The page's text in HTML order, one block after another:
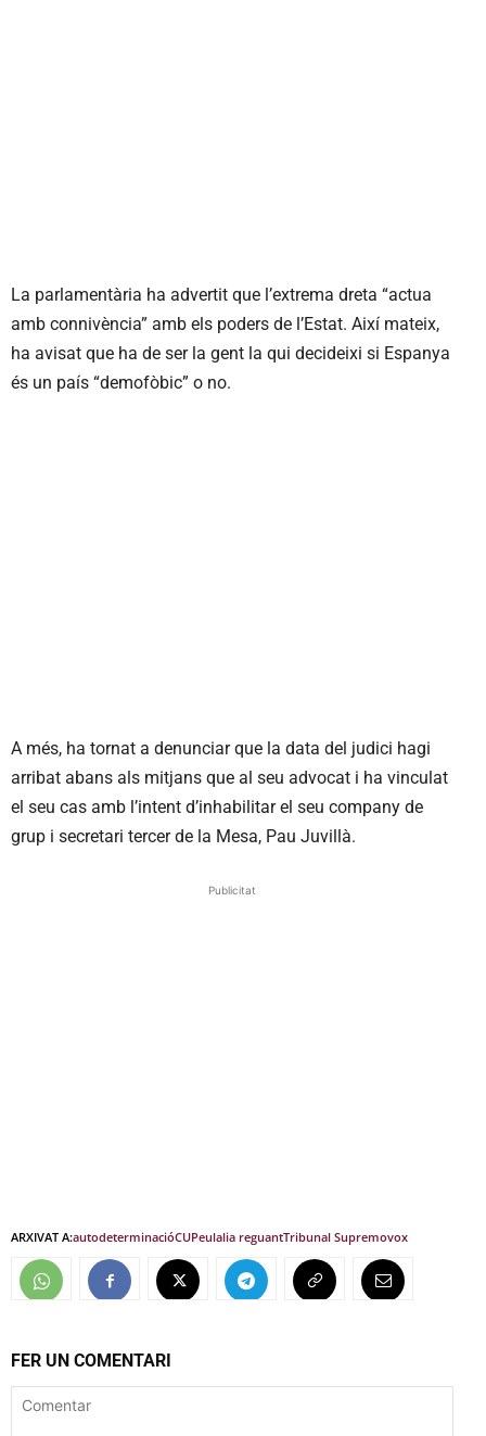
La parlamentària ha advertit que l’extrema dreta “actua
amb connivència” amb els poders de l’Estat. Així mateix,
ha avisat que ha de ser la gent la qui decideixi si Espanya
és un país “demofòbic” o no.
A més, ha tornat a denunciar que la data del judici hagi
arribat abans als mitjans que al seu advocat i ha vinculat
el seu cas amb l’intent d’inhabilitar el seu company de
grup i secretari tercer de la Mesa, Pau Juvillà.
Publicitat
ARXIVAT A:autodeterminacióCUPeulalia reguantTribunal Supremovox
FER UN COMENTARI